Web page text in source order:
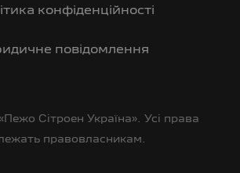
конфіденційності
повідомлення
Сітроен Україна». Усі права
правовласникам.